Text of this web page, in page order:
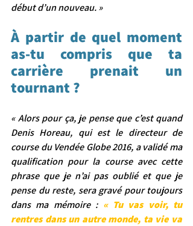
début d’un nouveau. »
À partir de quel moment
as-tu compris que ta
carrière prenait un
tournant ?
« Alors pour ça, je pense que c’est quand
Denis Horeau, qui est le directeur de
course du Vendée Globe 2016, a validé ma
qualification pour la course avec cette
phrase que je n’ai pas oublié et que je
pense du reste, sera gravé pour toujours
dans ma mémoire : « Tu vas voir, tu
rentres dans un autre monde, ta vie va